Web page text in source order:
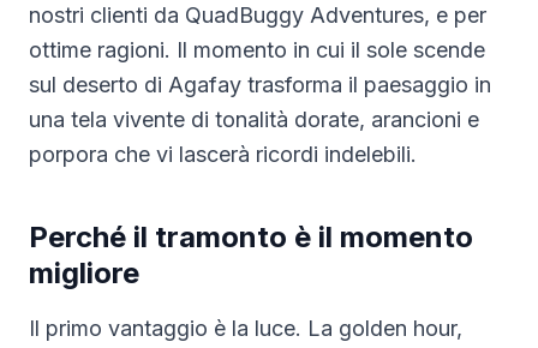
nostri clienti da QuadBuggy Adventures, e per
ottime ragioni. Il momento in cui il sole scende
sul deserto di Agafay trasforma il paesaggio in
una tela vivente di tonalità dorate, arancioni e
porpora che vi lascerà ricordi indelebili.
Perché il tramonto è il momento
migliore
Il primo vantaggio è la luce. La golden hour,